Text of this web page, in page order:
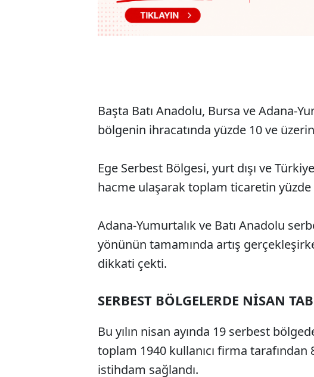
Başta Batı Anadolu, Bursa ve Adana-
bölgenin ihracatında yüzde 10 ve
Ege Serbest Bölgesi, yurt dışı ve
hacme ulaşarak toplam ticaretin
Adana-Yumurtalık ve Batı Anadolu
yönünün tamamında artış
dikkati çekti.
SERBEST BÖLGELERDE NİSAN
Bu yılın nisan ayında 19 serbest
toplam 1940 kullanıcı firma
istihdam sağlandı.